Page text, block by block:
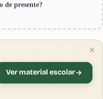
de presente?
Ver material escolar